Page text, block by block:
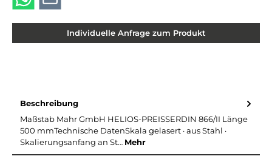
Individuelle Anfrage zum Produkt
Beschreibung
Maßstab Mahr GmbH HELIOS-PREISSERDIN 866/II Länge
500 mmTechnische DatenSkala gelasert · aus Stahl ·
Skalierungsanfang an St… Mehr